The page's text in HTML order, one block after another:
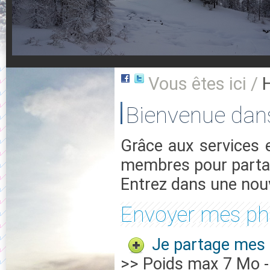
Vous êtes ici /
Bienvenue
Grâce aux
membres pour
Entrez dans une
Envoyer mes
Je partage
>> Poids max 7 Mo